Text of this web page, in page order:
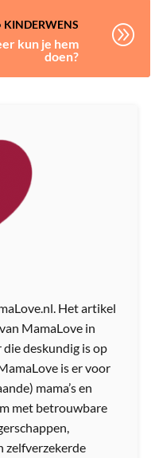
KINDERWENS
kun je hem
doen?
A
Het artikel
MamaLove in
deskundig is op
is er voor
mama’s en
met betrouwbare
zelfverzekerde